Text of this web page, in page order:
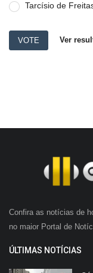
Tarcísio de
VOTE Ver
Confira as notícias de
no maior Portal de
ÚLTIMAS NOTÍCIAS